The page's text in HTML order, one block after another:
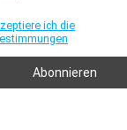
ich die